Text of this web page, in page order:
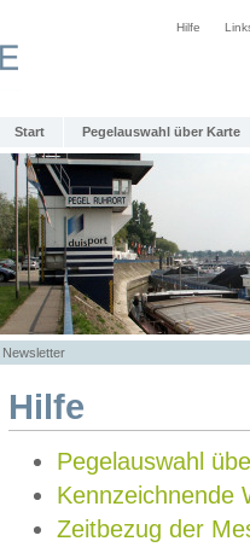
Hilfe
Start Pegelauswahl über Karte
Newsletter
Hilfe
Pegelauswahl
Kennzeichnende
Zeitbezug der